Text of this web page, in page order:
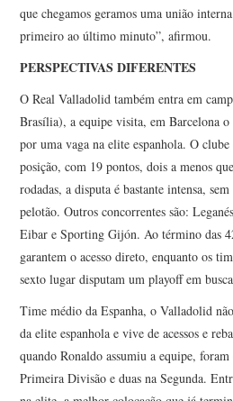
que chegamos geramos uma união
primeiro ao último minuto”, afirmou.
PERSPECTIVAS DIFERENTES
O Real Valladolid também entra em
Brasília), a equipe visita, em Barcelona
por uma vaga na elite espanhola. O
posição, com 19 pontos, dois a menos
rodadas, a disputa é bastante intensa,
pelotão. Outros concorrentes são:
Eibar e Sporting Gijón. Ao término das
garantem o acesso direto, enquanto os
sexto lugar disputam um playoff em
Time médio da Espanha, o Valladolid
da elite espanhola e vive de acessos e
quando Ronaldo assumiu a equipe,
Primeira Divisão e duas na Segunda.